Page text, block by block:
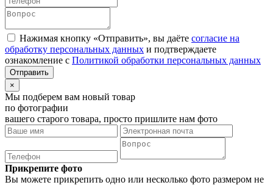
Нажимая кнопку «Отправить», вы даёте согласие на
обработку персональных данных и подтверждаете
ознакомление с Политикой обработки персональных данных
×
Мы подберем вам новый товар
по фотографии
вашего старого товара, просто пришлите нам фото
Прикрепите фото
Вы можете прикрепить одно или несколько фото размером не